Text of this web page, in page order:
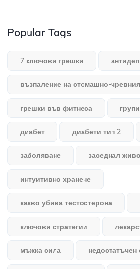
Popular Tags
7 ключови грешки
възпаление на стомашно-чревния
грешки във фитнеса групи
диабет диабети тип 2
заболяване заседнал
интуитивно хранене
какво убива тестостерона
ключови стратегии
мъжка сила недостатъчен